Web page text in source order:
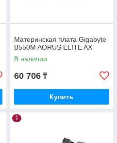
Материнская плата Gigabyte
B550M AORUS ELITE AX
В наличии
60 706 ₸
Купить
1